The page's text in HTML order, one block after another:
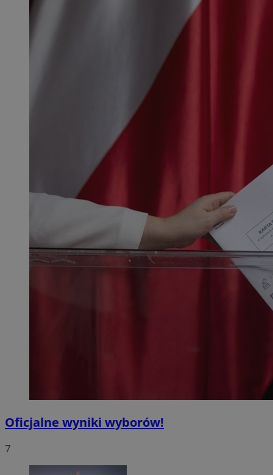
Oficjalne wyniki wyborów!
7